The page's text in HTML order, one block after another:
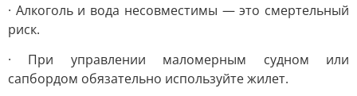
· Алкоголь и вода несовместимы — это смертельный
риск.
· При управлении маломерным судном или
сапбордом обязательно используйте жилет.